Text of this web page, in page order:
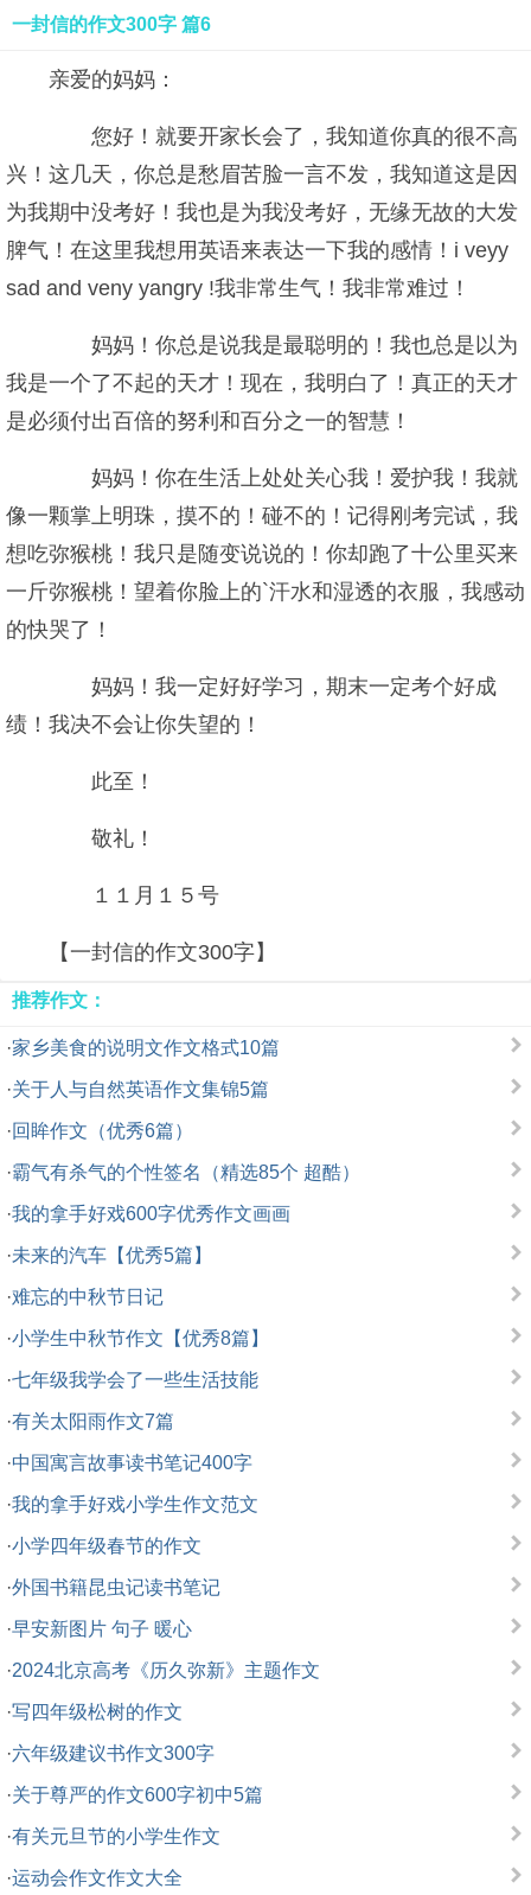
一封信的作文300字 篇6
亲爱的妈妈：
您好！就要开家长会了，我知道你真的很不高
兴！这几天，你总是愁眉苦脸一言不发，我知道这是因
为我期中没考好！我也是为我没考好，无缘无故的大发
脾气！在这里我想用英语来表达一下我的感情！i veyy
sad and veny yangry !我非常生气！我非常难过！
妈妈！你总是说我是最聪明的！我也总是以为
我是一个了不起的天才！现在，我明白了！真正的天才
是必须付出百倍的努利和百分之一的智慧！
妈妈！你在生活上处处关心我！爱护我！我就
像一颗掌上明珠，摸不的！碰不的！记得刚考完试，我
想吃弥猴桃！我只是随变说说的！你却跑了十公里买来
一斤弥猴桃！望着你脸上的`汗水和湿透的衣服，我感动
的快哭了！
妈妈！我一定好好学习，期末一定考个好成
绩！我决不会让你失望的！
此至！
敬礼！
１１月１５号
【一封信的作文300字】
推荐作文：
·家乡美食的说明文作文格式10篇
·关于人与自然英语作文集锦5篇
·回眸作文（优秀6篇）
·霸气有杀气的个性签名（精选85个 超酷）
·我的拿手好戏600字优秀作文画画
·未来的汽车【优秀5篇】
·难忘的中秋节日记
·小学生中秋节作文【优秀8篇】
·七年级我学会了一些生活技能
·有关太阳雨作文7篇
·中国寓言故事读书笔记400字
·我的拿手好戏小学生作文范文
·小学四年级春节的作文
·外国书籍昆虫记读书笔记
·早安新图片 句子 暖心
·2024北京高考《历久弥新》主题作文
·写四年级松树的作文
·六年级建议书作文300字
·关于尊严的作文600字初中5篇
·有关元旦节的小学生作文
·运动会作文作文大全